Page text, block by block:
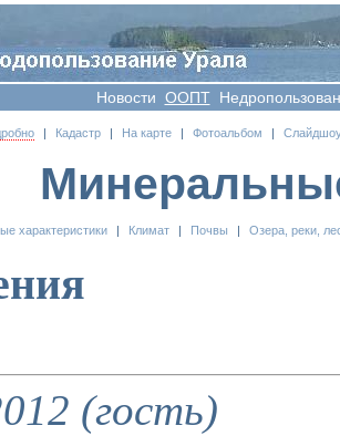
Новости OOПT
| Кадастр | На карте | Фотоальбом |
характеристики Климат Почвы Озера, реки,
(гость)